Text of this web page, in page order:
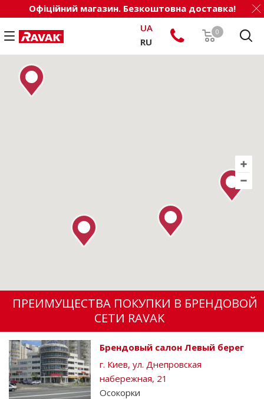
Офіційний магазин. Безкоштовна доставка!
0
UA
RU
ПРЕИМУЩЕСТВА ПОКУПКИ В БРЕНДОВОЙ
СЕТИ RAVAK
Брендовый салон Левый берег
г. Киев, ул. Днепровская
набережная, 21
Осокорки